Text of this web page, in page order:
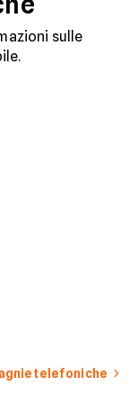
pericolo e a usare gli
strumenti giusti per
bloccare finalmente
contatti
sulle
telefoniche